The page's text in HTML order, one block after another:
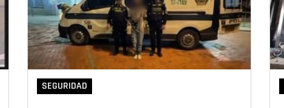
SEGURIDAD